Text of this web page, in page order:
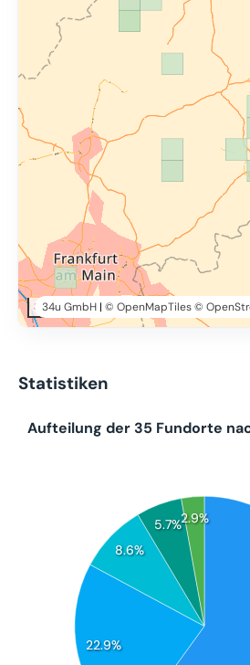
30 km
34u GmbH| © OpenMapTiles©
Statistiken
22.9%
8.6%
5.7%2.9%
Aufteilung der 35 Fundorte